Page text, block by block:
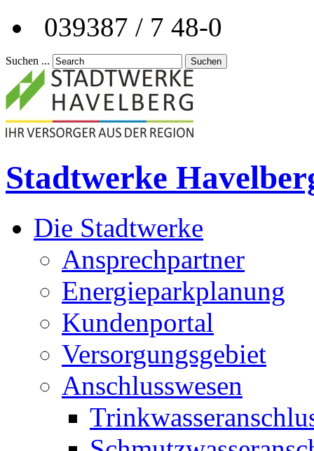
039387 / 7 48-0
Suchen ... Suchen
Stadtwerke
Die Stadtwerke
Ansprechpartner
Energieparkplanung
Kundenportal
Versorgungsgebiet
Anschlusswesen